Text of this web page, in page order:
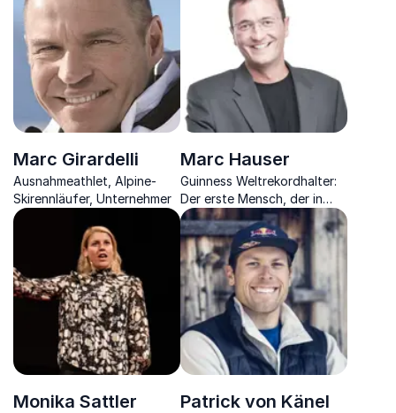
Motivation und
Persönlichkeitsentwicklung
Unvergleichliche
Weltrekorde & mitreißende
Geschichten.
Marc Girardelli
Ausnahmeathlet, Alpine-
Skirennläufer, Unternehmer
Marc Hauser
Guinness Weltrekordhalter:
Der erste Mensch, der in
den Jetstream sprang
Monika Sattler Patrick von Känel